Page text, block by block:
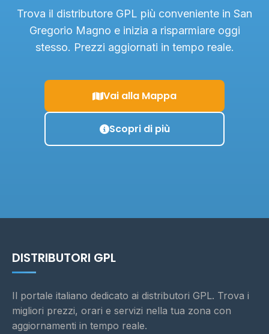
Trova il distributore GPL più conveniente in San
Gregorio Magno e inizia a risparmiare oggi
stesso. Prezzi aggiornati in tempo reale.
Vai alla Mappa
Scopri di più
DISTRIBUTORI GPL
Il portale italiano dedicato ai distributori GPL. Trova i
migliori prezzi, orari e servizi nella tua zona con
aggiornamenti in tempo reale.